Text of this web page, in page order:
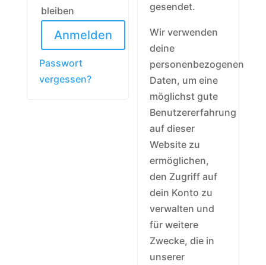
bleiben
Anmelden
Passwort
vergessen?
gesendet.
Wir verwenden
deine
personenbezogenen
Daten, um eine
möglichst gute
Benutzererfahrung
auf dieser
Website zu
ermöglichen,
den Zugriff auf
dein Konto zu
verwalten und
für weitere
Zwecke, die in
unserer